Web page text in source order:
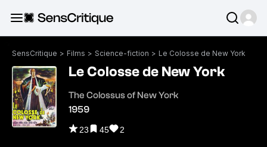
SensCritique > Films > Science-fiction > Le Colosse de New York
Le Colosse de New York
The Colossus of New York
1959
23 45 2